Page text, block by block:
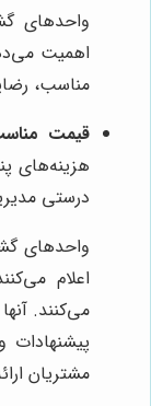
واحدهای
اهمیت
مناسب،
قیمت
هزینه‌های
درستی
واحدهای
اعلام
می‌کنند.
مشتریان